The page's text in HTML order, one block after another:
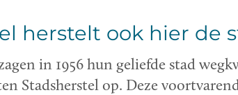
herstelt ook hier de
in 1956 hun geliefde stad
Stadsherstel op. Deze